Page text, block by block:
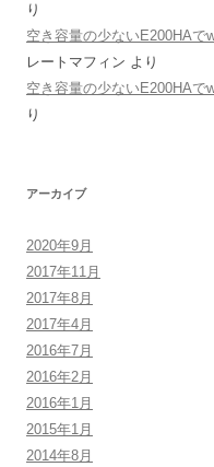
り
空き容量の少ないE200HAで
レートマフィン より
空き容量の少ないE200HAで
り
アーカイブ
2020年9月
2017年11月
2017年8月
2017年4月
2016年7月
2016年2月
2016年1月
2015年1月
2014年8月